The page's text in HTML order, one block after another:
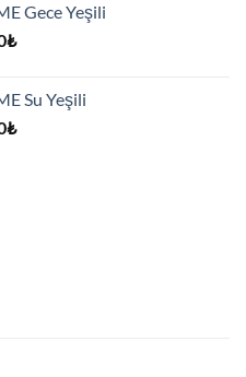
7,500.00₺.
Gece Yeşili
₺Şu
7,500.00₺.
Su Yeşili
₺Şu